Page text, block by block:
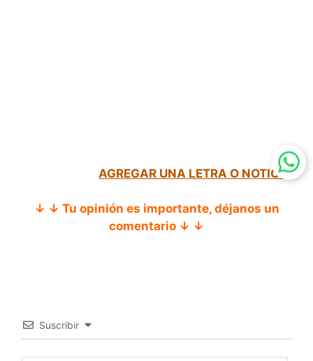
AGREGAR UNA LETRA O NOTICIA
↓ ↓ Tu opinión es importante, déjanos un
comentario ↓ ↓
Suscribir